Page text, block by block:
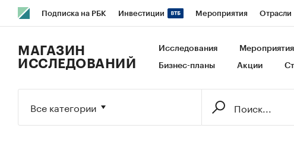
Подписка на РБК Инвестиции Мероприятия Отрасли
Исследования Кредитные рейтинги Франшизы Газета
МАГАЗИН
ИССЛЕДОВАНИЙ
Исследования Мероприятия
Бизнес-планы Акции
Все категории